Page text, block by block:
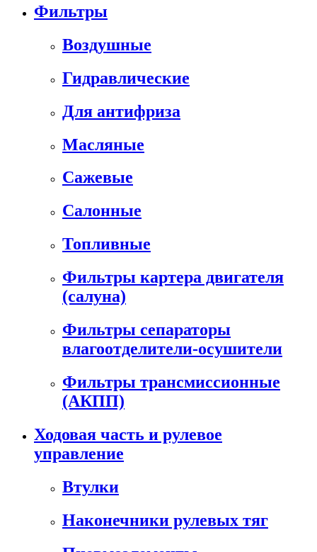
Фильтры
Воздушные
Гидравлические
Для антифриза
Масляные
Сажевые
Салонные
Топливные
Фильтры картера двигателя
(салуна)
Фильтры сепараторы
влагоотделители-осушители
Фильтры трансмиссионные
(АКПП)
Ходовая часть и рулевое
управление
Втулки
Наконечники рулевых тяг